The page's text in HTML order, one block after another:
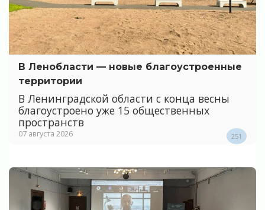
В Ленобласти — новые благоустроенные
территории
В Ленинградской области с конца весны
благоустроено уже 15 общественных
пространств
07 августа 2026 251